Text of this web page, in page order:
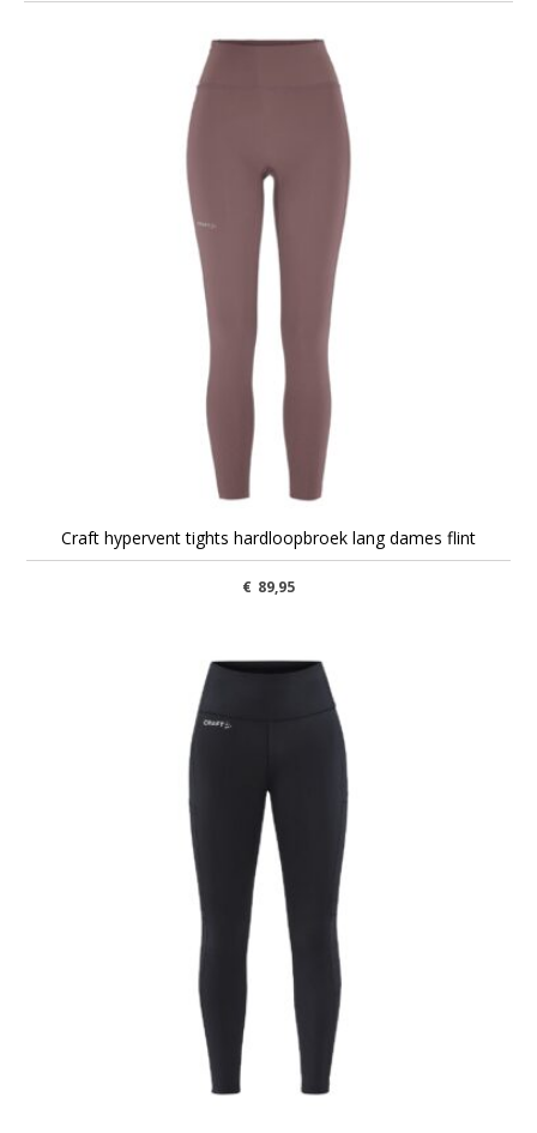
Craft hypervent tights hardloopbroek lang dames flint
€ 89,95